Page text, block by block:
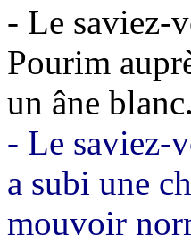
- Le saviez-
Pourim
un âne blanc.
- Le saviez-
a subi une
mouvoir